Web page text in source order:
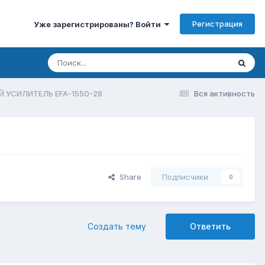
Уже зарегистрированы? Войти Регистрация
Вся активность
EFA-1550-28
Share Подписчики 0
Ответить
Создать тему